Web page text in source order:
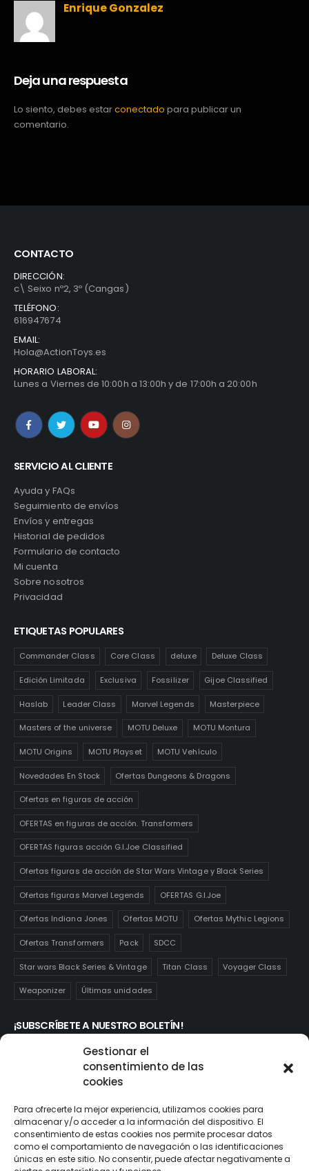
Gestionar el
consentimiento de las
cookies
Para ofrecerte la mejor experiencia, utilizamos cookies para
almacenar y/o acceder a la información del dispositivo. El
consentimiento de estas cookies nos permite procesar datos
como el comportamiento de navegación o las identificaciones
únicas en este sitio. No consentir, puede afectar negativamente a
Enrique Gonzalez
Deja una respuesta
Lo siento, debes estarconectado para publicar un
comentario.
CONTACTO
DIRECCIÓN:
c\ Seixo nº2, 3º (Cangas)
TELÉFONO:
616947674
EMAIL:
Hola@ActionToys.es
HORARIO LABORAL:
Lunes a Viernes de 10:00h a 13:00h y de 17:00h a 20:00h
SERVICIO AL CLIENTE
Ayuda y FAQs
Seguimiento de envíos
Envíos y entregas
Historial de pedidos
Formulario de contacto
Mi cuenta
Sobre nosotros
Privacidad
ETIQUETAS POPULARES
Commander Class Core Class deluxe Deluxe Class
Edición Limitada Exclusiva Fossilizer Gijoe Classified
Haslab Leader Class Marvel Legends Masterpiece
Masters of the universe MOTU Deluxe MOTU Montura
MOTU Origins MOTU Playset MOTU Vehículo
Novedades En Stock Ofertas Dungeons & Dragons
Ofertas en figuras de acción
OFERTAS en figuras de acción. Transformers
OFERTAS figuras acción G.I.Joe Classified
Ofertas figuras de acción de Star Wars Vintage y Black Series
Ofertas figuras Marvel Legends OFERTAS G.I.Joe
Ofertas Indiana Jones Ofertas MOTU Ofertas Mythic Legions
Ofertas Transformers Pack SDCC
Star wars Black Series & Vintage Titan Class Voyager Class
Weaponizer Últimas unidades
¡SUBSCRÍBETE A NUESTRO BOLETÍN!
Te mantendrás informado de las novedades y ofertas que
realmente te interesan. Subscríbete aquí: